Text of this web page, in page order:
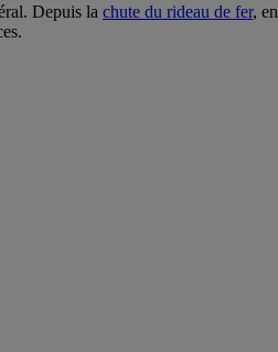
Depuis la chute du rideau de fer,